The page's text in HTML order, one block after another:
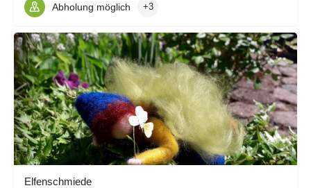
Abholung möglich +3
Elfenschmiede